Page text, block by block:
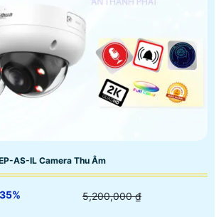
AS-IL Camera Thu Âm
5,200,000 ₫